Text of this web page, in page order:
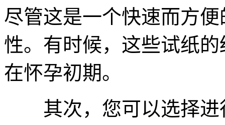
尽管这是一个快速而方
性。有时候，这些试纸
在怀孕初期。
其次，您可以选择进